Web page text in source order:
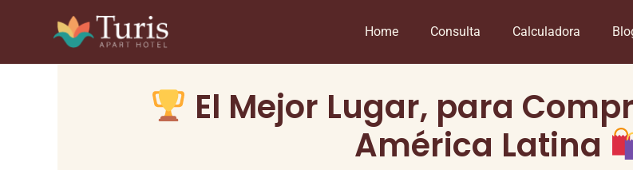
Home Consulta Calculadora
El Mejor Lugar, para
América Latina